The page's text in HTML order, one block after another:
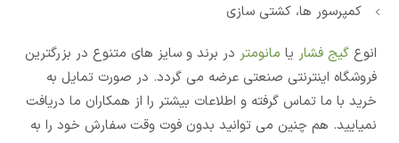
کمپرسور ها، کشتی سازی
انوع گیج فشار یا مانومتر در برند و سایز های متنوع در بزرگترین
فروشگاه اینترنتی صنعتی عرضه می گردد. در صورت تمایل به
خرید با ما تماس گرفته و اطلاعات بیشتر را از همکاران ما دریافت
نمیایید. هم چنین می توانید بدون فوت وقت سفارش خود را به